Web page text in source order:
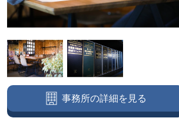
広尾郡広尾町 足寄郡足寄町 足寄郡陸別町
標津郡標津町 目梨郡羅臼町
事務所の詳細を見る